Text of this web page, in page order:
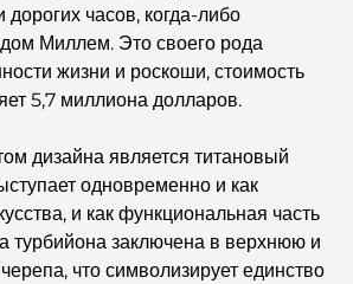
себя лучшие завтраки в районе
Дубай.
для всех.
Lamborghini в истории: полный
экземпляров
часов, когда-либо
Миллем. Это своего рода
жизни и роскоши, стоимость
5,7 миллиона долларов.
дизайна является титановый
одновременно и как
и как функциональная часть
турбийона заключена в верхнюю и
что символизирует единство